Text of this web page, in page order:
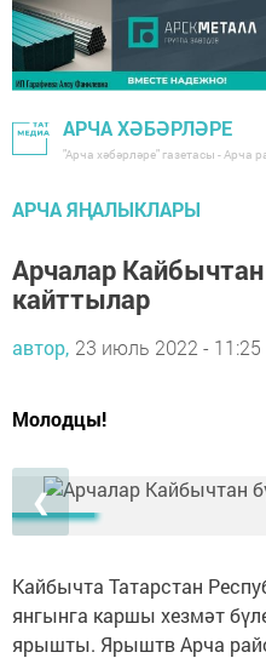
АРЧА ХӘБӘРЛӘРЕ
"Арча хәбәрләре" газетасы - Арча
АРЧА ЯҢАЛЫКЛАРЫ
Арчалар
кайттылар
автор, 23 июль 2022 - 11:25
Молодцы!
❮
Кайбычта Татарстан
янгынга каршы хезмәт
ярышты. Ярыштв Арча